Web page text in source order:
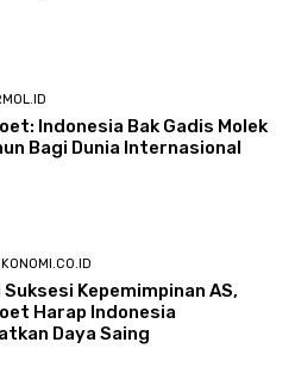
Indonesia Bak Gadis Molek
Bagi Dunia Internasional
Suksesi Kepemimpinan AS,
Harap Indonesia
Daya Saing